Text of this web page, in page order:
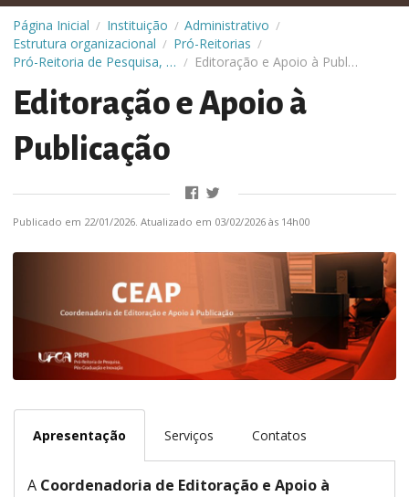
Página Inicial / Instituição / Administrativo /
Estrutura organizacional / Pró-Reitorias /
Pró-Reitoria de Pesquisa, Pós-Graduação e Inovação (PRPI) / Editoração e Apoio à Publicação
Editoração e Apoio à
Publicação
Publicado em 22/01/2026. Atualizado em 03/02/2026 às 14h00
Apresentação Serviços Contatos
A Coordenadoria de Editoração e Apoio à